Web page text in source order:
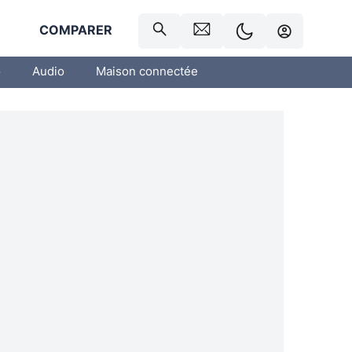
COMPARER
Audio Maison connectée